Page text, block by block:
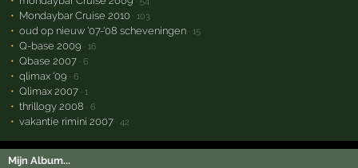
Mondaybar Cruise 2010 · 103
oud op nieuw '07-'08 scheveningen · 15
Q-base 2009 · 16
Qbase 2007 · 6
qlimax '09 · 6
Qlimax 2007 · 1
thrillogy 2008 · 6
vakantie rimini 2007 · 42
Mijn Album...